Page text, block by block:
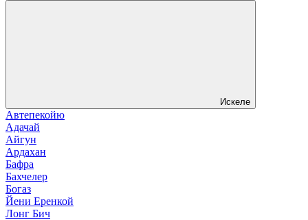
Искеле
Автепекойю
Адачай
Айгун
Ардахан
Бафра
Бахчелер
Богаз
Йени Еренкой
Лонг Бич